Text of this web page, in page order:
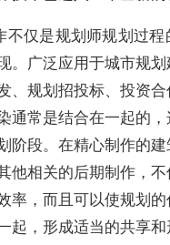
不仅是规划师规划过
。广泛应用于城市规
、规划招投标、投资
通常是结合在一起的
阶段。在精心制作的
他相关的后期制作，
率，而且可以使规划
起，形成适当的共享